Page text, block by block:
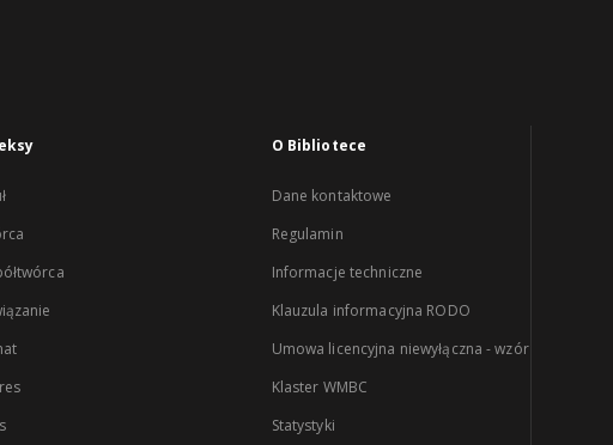
O Bibliotece
Dane kontaktowe
Regulamin
Informacje techniczne
Klauzula informacyjna RODO
Umowa licencyjna niewyłączna - wzór
Klaster WMBC
Statystyki